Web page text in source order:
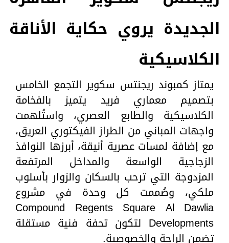
الجديدة يروي حكاية الأناقة
الكلاسيكية
يمتاز كمبوند ريجنتس سكوير التجمع الخامس
بتصميم معماري فريد يتميز بالفخامة
الكلاسيكية والطابع العصري، واستُلهمت
واجهات المباني من الطراز الفيكتوري العريق،
مع إضافة لمسات عصرية أنيقة، أبرزها النوافذ
الزجاجية الواسعة والمداخل المرتفعة
المزدوجة التي ترحب بالسكان والزوار بأسلوب
ملكي، وصُممت كل وحدة في مشروع
Compound Regents Square Al Dawlia
Developments لتكون تحفة فنية مستقلة
تضمن الراحة والخصوصية.